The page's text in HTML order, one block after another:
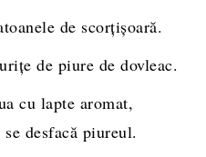
de scorțișoară.
de piure de dovleac.
cu lapte aromat,
desfacă piureul.